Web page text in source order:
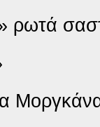
ρωτά
Μοργκάνα